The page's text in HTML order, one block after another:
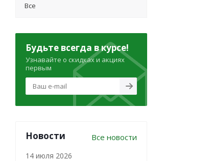
Все
Будьте всегда в курсе!
Узнавайте о скидках и акциях
первым
Новости Все новости
14 июля 2026